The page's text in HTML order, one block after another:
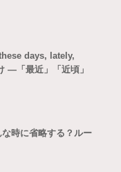
days, lately,
―「最近」「近頃」
な時に省略する？ルー